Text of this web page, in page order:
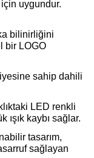
uygundur.
bilinirliğini
bir LOGO
sahip dahili
LED renkli
ışık kaybı sağlar.
tasarım,
sağlayan